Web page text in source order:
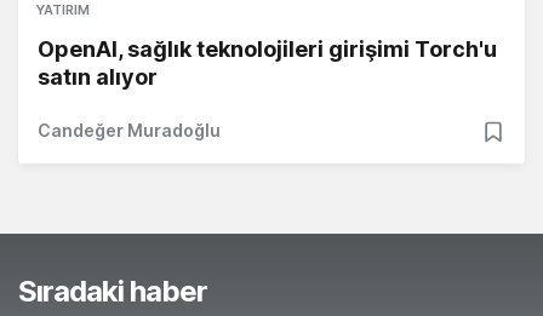
YATIRIM
OpenAI, sağlık teknolojileri girişimi Torch'u
satın alıyor
Candeğer Muradoğlu
Sıradaki haber